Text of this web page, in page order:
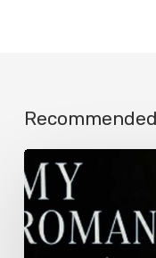
JotaEme
estrena
nueva
versión